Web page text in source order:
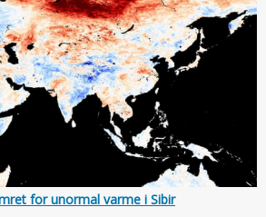
for unormal varme i Sibir